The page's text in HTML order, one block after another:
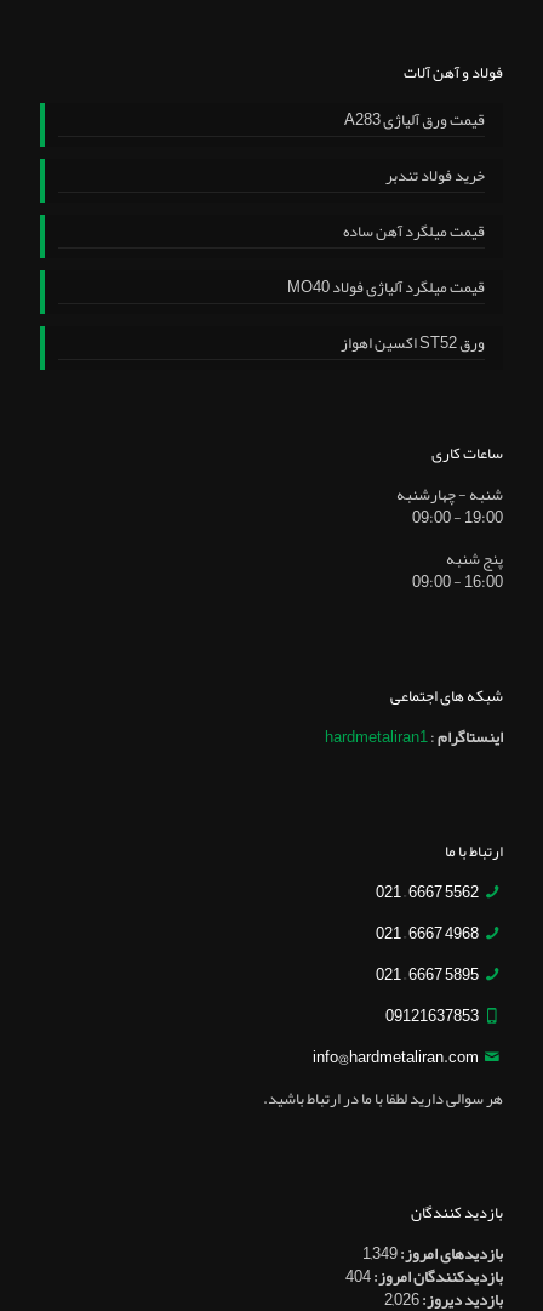
فولاد و آهن آلات
قیمت ورق آلیاژی A283
خرید فولاد تندبر
قیمت میلگرد آهن ساده
قیمت میلگرد آلیاژی فولاد MO40
ورق ST52 اکسین اهواز
ساعات کاری
شنبه - چهارشنبه
19:00 - 09:00
پنج شنبه
16:00 - 09:00
شبکه های اجتماعی
اینستاگرام:
hardmetaliran1
ارتباط با ما
5562 6667 – 021
4968 6667 – 021
5895 6667 – 021
09121637853
info@hardmetaliran.com
هر سوالی دارید لطفا با ما در ارتباط باشید.
بازدید کنندگان
بازدیدهای امروز:1,349
بازدیدکنندگان امروز:404
بازدید دیروز:2,026